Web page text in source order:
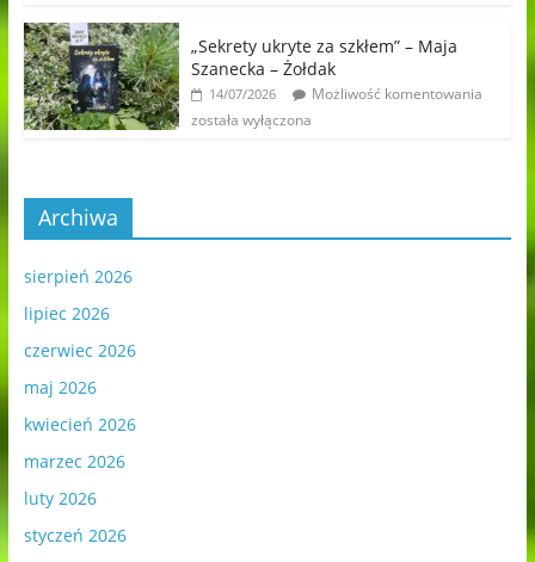
„Sekrety ukryte za szkłem” – Maja
Szanecka – Żołdak
14/07/2026
Możliwość komentowania
została wyłączona
Archiwa
sierpień 2026
lipiec 2026
czerwiec 2026
maj 2026
kwiecień 2026
marzec 2026
luty 2026
styczeń 2026